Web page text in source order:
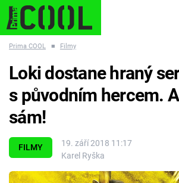
ESCAPE PLNEJ KOTEL AVENGERS 5
Témata
Prima COOL ■ Filmy
FILMY
19. září 2018 11:17
Karel Ryška
Loki dostane hraný
s původním hercem.
sám!